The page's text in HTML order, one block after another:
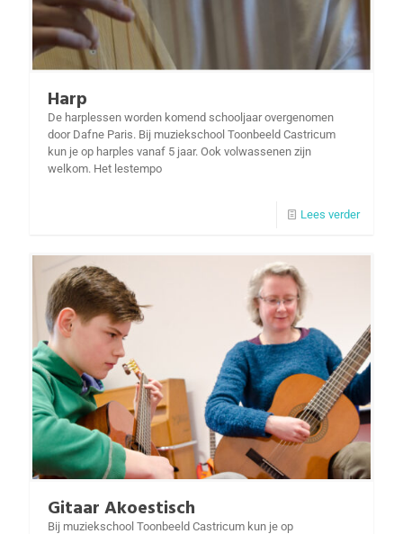
Harp
De harplessen worden komend schooljaar overgenomen
door Dafne Paris. Bij muziekschool Toonbeeld Castricum
kun je op harples vanaf 5 jaar. Ook volwassenen zijn
welkom. Het lestempo
Lees verder
Gitaar Akoestisch
Bij muziekschool Toonbeeld Castricum kun je op